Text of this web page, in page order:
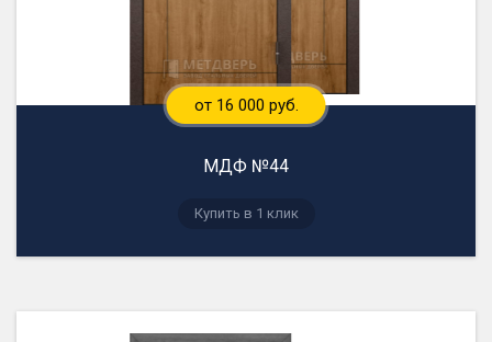
от 16 000 руб.
МДФ №44
Купить в 1 клик